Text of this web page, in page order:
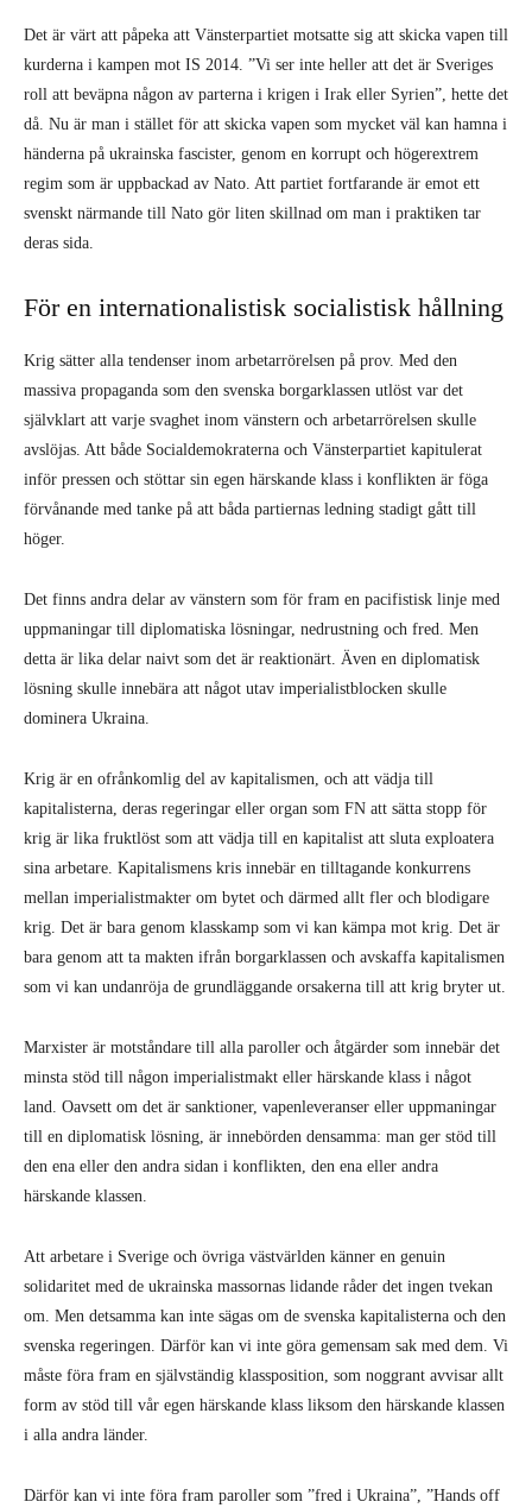
Det är värt att påpeka att Vänsterpartiet motsatte sig att skicka vapen till
kurderna i kampen mot IS 2014. ”Vi ser inte heller att det är Sveriges
roll att beväpna någon av parterna i krigen i Irak eller Syrien”, hette det
då. Nu är man i stället för att skicka vapen som mycket väl kan hamna i
händerna på ukrainska fascister, genom en korrupt och högerextrem
regim som är uppbackad av Nato. Att partiet fortfarande är emot ett
svenskt närmande till Nato gör liten skillnad om man i praktiken tar
deras sida.
För en internationalistisk socialistisk hållning
Krig sätter alla tendenser inom arbetarrörelsen på prov. Med den
massiva propaganda som den svenska borgarklassen utlöst var det
självklart att varje svaghet inom vänstern och arbetarrörelsen skulle
avslöjas. Att både Socialdemokraterna och Vänsterpartiet kapitulerat
inför pressen och stöttar sin egen härskande klass i konflikten är föga
förvånande med tanke på att båda partiernas ledning stadigt gått till
höger.
Det finns andra delar av vänstern som för fram en pacifistisk linje med
uppmaningar till diplomatiska lösningar, nedrustning och fred. Men
detta är lika delar naivt som det är reaktionärt. Även en diplomatisk
lösning skulle innebära att något utav imperialistblocken skulle
dominera Ukraina.
Krig är en ofrånkomlig del av kapitalismen, och att vädja till
kapitalisterna, deras regeringar eller organ som FN att sätta stopp för
krig är lika fruktlöst som att vädja till en kapitalist att sluta exploatera
sina arbetare. Kapitalismens kris innebär en tilltagande konkurrens
mellan imperialistmakter om bytet och därmed allt fler och blodigare
krig. Det är bara genom klasskamp som vi kan kämpa mot krig. Det är
bara genom att ta makten ifrån borgarklassen och avskaffa kapitalismen
som vi kan undanröja de grundläggande orsakerna till att krig bryter ut.
Marxister är motståndare till alla paroller och åtgärder som innebär det
minsta stöd till någon imperialistmakt eller härskande klass i något
land. Oavsett om det är sanktioner, vapenleveranser eller uppmaningar
till en diplomatisk lösning, är innebörden densamma: man ger stöd till
den ena eller den andra sidan i konflikten, den ena eller andra
härskande klassen.
Att arbetare i Sverige och övriga västvärlden känner en genuin
solidaritet med de ukrainska massornas lidande råder det ingen tvekan
om. Men detsamma kan inte sägas om de svenska kapitalisterna och den
svenska regeringen. Därför kan vi inte göra gemensam sak med dem. Vi
måste föra fram en självständig klassposition, som noggrant avvisar allt
form av stöd till vår egen härskande klass liksom den härskande klassen
i alla andra länder.
Därför kan vi inte föra fram paroller som ”fred i Ukraina”, ”Hands off